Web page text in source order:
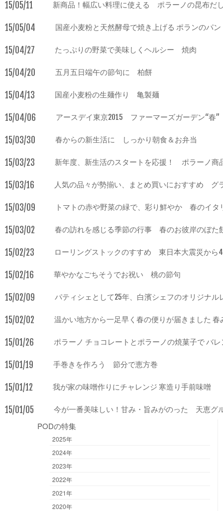
15/05/11 新商品！幅広い料理に使える ポラーノの昆布だ
15/05/04 国産小麦粉と天然酵母で焼き上げる ポランのパン
15/04/27 たっぷりの野菜で美味しくヘルシー 焼肉
15/04/20 五月五日端午の節句に 柏餅
15/04/13 国産小麦粉の生麺作り 亀製麺
15/04/06 アースデイ東京2015 ファーマーズガーデン“春”
15/03/30 春からの新生活に しっかり朝食＆お弁当
15/03/23 新年度、新生活のスタートを応援！ ポラーノ商
15/03/16 人気の品々が勢揃い、まとめ買いにおすすめ グ
15/03/09 トマトの赤や野菜の緑で、彩り鮮やか 春のイタ
15/03/02 春の訪れを感じる季節の行事 春のお彼岸のぼた
15/02/23 ローリングストックのすすめ 東日本大震災から
15/02/16 華やかなごちそうでお祝い 桃の節句
15/02/09 パティシェとして25年、白濱シェフのオリジナ
15/02/02 温かい地方から一足早く春の便りが届きました
15/01/26 ポラーノ チョコレートとポラーノの焼菓子で バ
15/01/19 手巻きを作ろう 節分で恵方巻
15/01/12 我が家の味噌作りにチャレンジ 寒造り手前味噌
15/01/05 今が一番美味しい！甘み・旨みがのった 天恵グ
PODの特集
2025年
2024年
2023年
2022年
2021年
2020年